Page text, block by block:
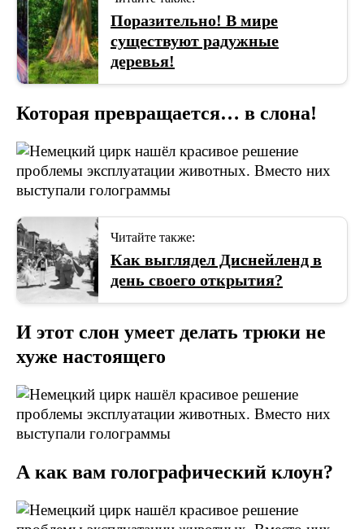
Поразительно! В мире
существуют радужные
деревья!
Которая превращается… в слона!
Читайте также:
Как выглядел Диснейленд в
день своего открытия?
И этот слон умеет делать трюки не
хуже настоящего
А как вам голографический клоун?